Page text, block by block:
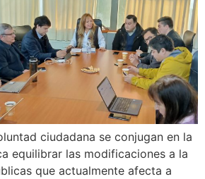
ciudadana se conjugan en la
equilibrar las modificaciones a la
que actualmente afecta a